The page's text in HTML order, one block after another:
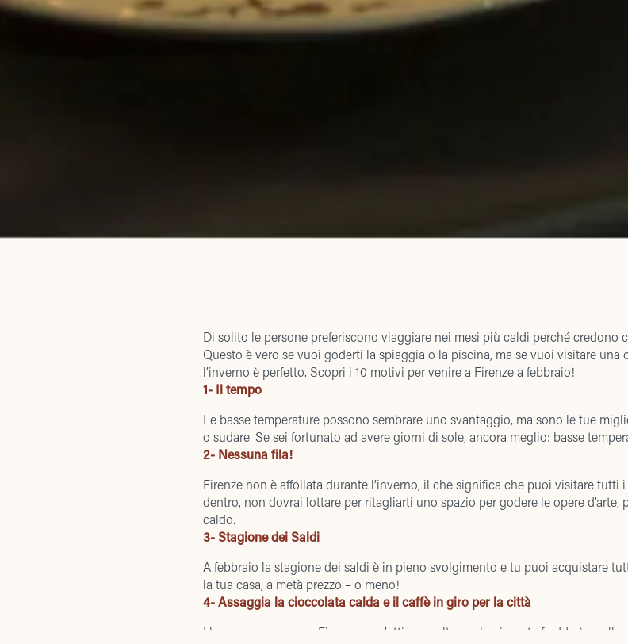
Di solito le persone preferiscono viaggiare nei mesi più caldi perché credono
Questo è vero se vuoi goderti la spiaggia o la piscina, ma se vuoi visitare
l’inverno è perfetto. Scopri i 10 motivi per venire a Firenze a febbraio!
1- Il tempo
Le basse temperature possono sembrare uno svantaggio, ma sono le tue
o sudare. Se sei fortunato ad avere giorni di sole, ancora meglio: basse
2- Nessuna fila!
Firenze non è affollata durante l’inverno, il che significa che puoi visitare tutti
dentro, non dovrai lottare per ritagliarti uno spazio per godere le opere d’arte,
caldo.
3- Stagione dei Saldi
A febbraio la stagione dei saldi è in pieno svolgimento e tu puoi acquistare
la tua casa, a metà prezzo – o meno!
4- Assaggia la cioccolata calda e il caffè in giro per la città
I bar non mancano a Firenze e un’ottima scelta per le giornate fredde è quella